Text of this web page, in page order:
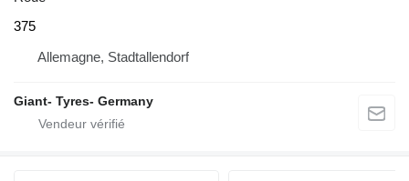
375
Allemagne, Stadtallendorf
Giant- Tyres- Germany